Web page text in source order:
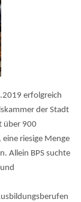
erfolgreich
der Stadt
über 900
riesige Menge
Allein BPS suchte